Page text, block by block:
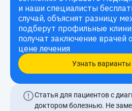
и наши специалисты
случай, объяснят разницу
подберут профильные
получат заключение врачей
цене лечения
Узнать
Статья для пациентов с
доктором болезнью. Не